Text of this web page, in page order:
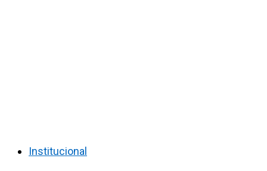
Institucional